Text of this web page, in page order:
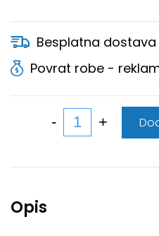
Besplatna
Povrat robe -
Opis